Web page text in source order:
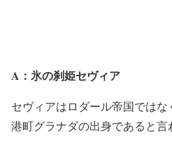
A：氷の刹姫セヴィア
セヴィアはロダール帝国ではな
港町グラナダの出身であると言